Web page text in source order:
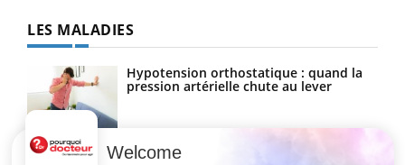
LES MALADIES
Hypotension orthostatique : quand la
pression artérielle chute au lever
Drépanocytose : une déformation des
Welcome